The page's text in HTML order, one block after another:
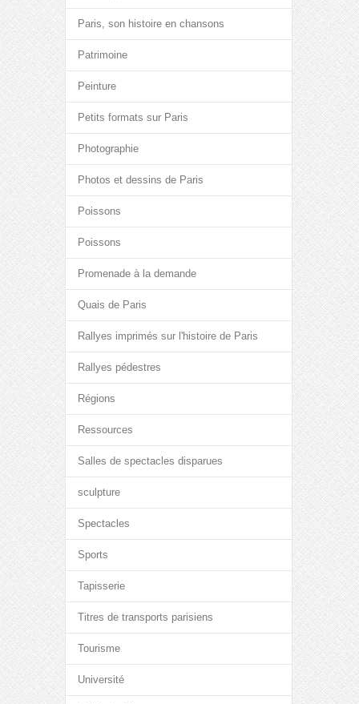
Paris, son histoire en chansons
Patrimoine
Peinture
Petits formats sur Paris
Photographie
Photos et dessins de Paris
Poissons
Poissons
Promenade à la demande
Quais de Paris
Rallyes imprimés sur l'histoire de Paris
Rallyes pédestres
Régions
Ressources
Salles de spectacles disparues
sculpture
Spectacles
Sports
Tapisserie
Titres de transports parisiens
Tourisme
Université